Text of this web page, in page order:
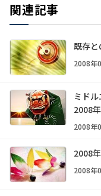
関連記事
既存と
2008年
ミド
2008
2008年
2008
2008年